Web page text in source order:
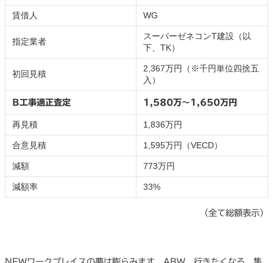
賃借人 WG
指定業者
スーパーゼネコンT建設（以
下、TK）
初回見積
2,367万円（※千円単位四捨五
入）
B工事適正査定 1,580万〜1,650万円
再見積 1,836万円
合意見積 1,595万円（VECD）
減額 773万円
減額率 33%
（全て総額表示）